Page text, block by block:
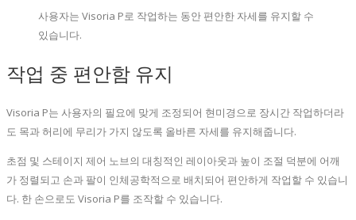
사용자는 Visoria P로 작업하는 동안 편안한 자세를 유지할 수
있습니다.
작업 중 편안함 유지
Visoria P는 사용자의 필요에 맞게 조정되어 현미경으로 장시간 작업하더라
도 목과 허리에 무리가 가지 않도록 올바른 자세를 유지해줍니다.
초점 및 스테이지 제어 노브의 대칭적인 레이아웃과 높이 조절 덕분에 어깨
가 정렬되고 손과 팔이 인체공학적으로 배치되어 편안하게 작업할 수 있습니
다. 한 손으로도 Visoria P를 조작할 수 있습니다.